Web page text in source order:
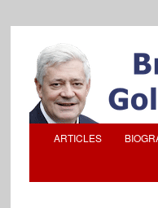
ARTICLES